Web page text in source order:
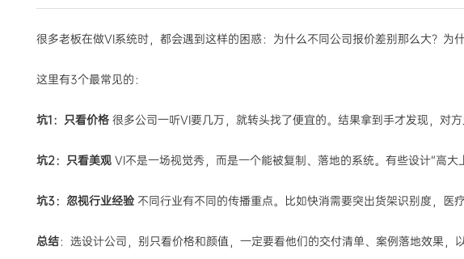
很多老板在做VI系统时，都会遇到这样的困惑：为什么不同公司报价差别那么大？为
这里有3个最常见的：
坑1：只看价格 很多公司一听VI要几万，就转头找了便宜的。结果拿到手才发现，对
坑2：只看美观 VI不是一场视觉秀，而是一个能被复制、落地的系统。有些设计“高
坑3：忽视行业经验 不同行业有不同的传播重点。比如快消需要突出货架识别度，医
总结：选设计公司，别只看价格和颜值，一定要看他们的交付清单、案例落地效果